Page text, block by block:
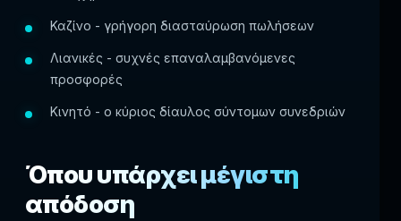
Καζίνο - γρήγορη διασταύρωση πωλήσεων
Λιανικές - συχνές επαναλαμβανόμενες
προσφορές
Κινητό - ο κύριος δίαυλος σύντομων συνεδριών
Όπου υπάρχει μέγιστη
απόδοση